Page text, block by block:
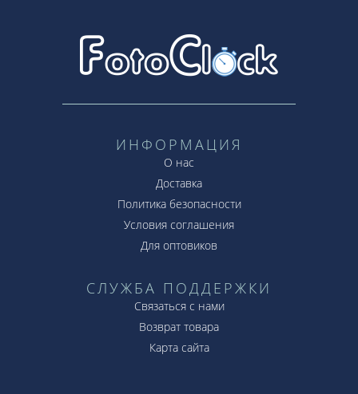
ИНФОРМАЦИЯ
О нас
Доставка
Политика безопасности
Условия соглашения
Для оптовиков
СЛУЖБА ПОДДЕРЖКИ
Связаться с нами
Возврат товара
Карта сайта